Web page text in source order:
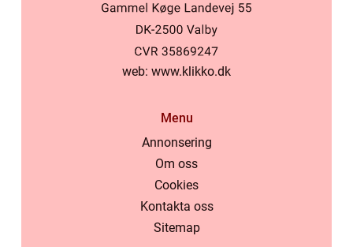
web: www.klikko.dk
Menu
Annonsering
Om oss
Cookies
Kontakta oss
Sitemap